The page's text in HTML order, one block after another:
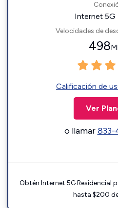
Internet 5G
Velocidades de
498
Calificación de
Ver
o llamar833-
Obtén Internet 5G Residencial
hasta $200